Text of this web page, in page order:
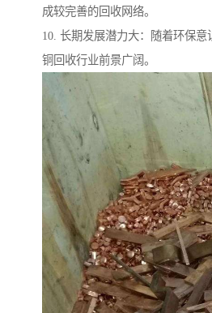
成较完善的回收网络。
10. 长期发展潜力大：随着环保
铜回收行业前景广阔。